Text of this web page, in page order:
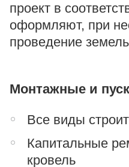
проект в
оформляют, при
проведение
Монтажные и
Все виды
Капитальные
кровель